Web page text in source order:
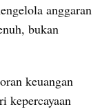
anggaran
bukan
keuangan
kepercayaan